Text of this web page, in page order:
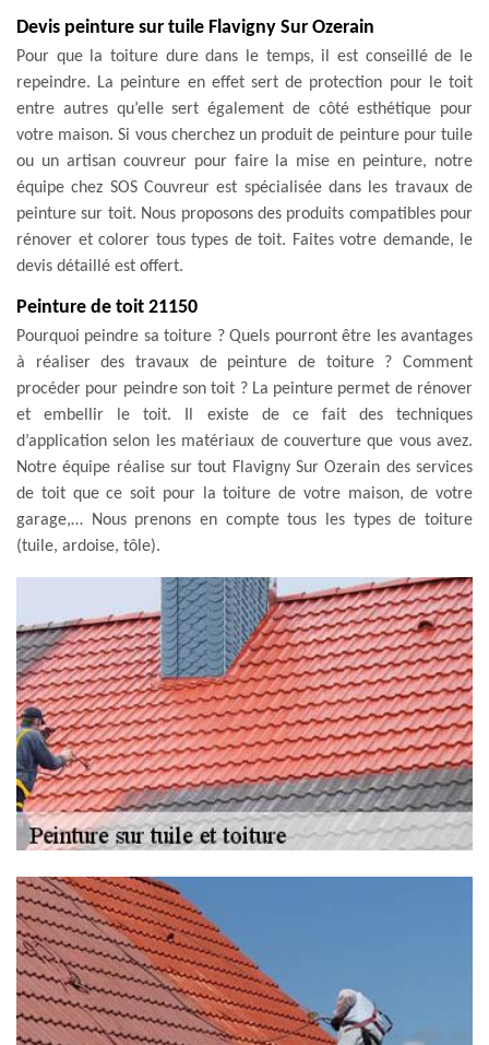
Devis peinture sur tuile Flavigny Sur Ozerain
Pour que la toiture dure dans le temps, il est conseillé de le
repeindre. La peinture en effet sert de protection pour le toit
entre autres qu’elle sert également de côté esthétique pour
votre maison. Si vous cherchez un produit de peinture pour tuile
ou un artisan couvreur pour faire la mise en peinture, notre
équipe chez SOS Couvreur est spécialisée dans les travaux de
peinture sur toit. Nous proposons des produits compatibles pour
rénover et colorer tous types de toit. Faites votre demande, le
devis détaillé est offert.
Peinture de toit 21150
Pourquoi peindre sa toiture ? Quels pourront être les avantages
à réaliser des travaux de peinture de toiture ? Comment
procéder pour peindre son toit ? La peinture permet de rénover
et embellir le toit. Il existe de ce fait des techniques
d’application selon les matériaux de couverture que vous avez.
Notre équipe réalise sur tout Flavigny Sur Ozerain des services
de toit que ce soit pour la toiture de votre maison, de votre
garage,… Nous prenons en compte tous les types de toiture
(tuile, ardoise, tôle).